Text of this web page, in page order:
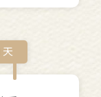
天